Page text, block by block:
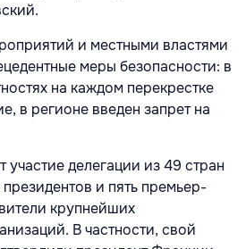
и местными властями
меры безопасности: в
на каждом перекрестке
в регионе введен запрет на
участие делегации из 49 стран
и пять премьер-
крупнейших
В частности, свой